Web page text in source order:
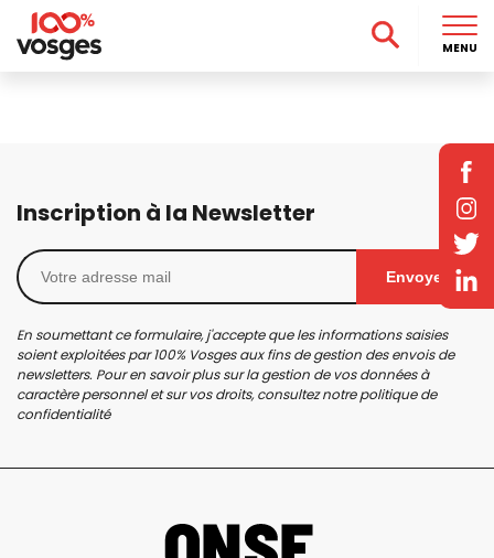
Inscription à la Newsletter
Envoyer
En soumettant ce formulaire, j'accepte que les informations saisies
soient exploitées par 100% Vosges aux fins de gestion des envois de
newsletters. Pour en savoir plus sur la gestion de vos données à
caractère personnel et sur vos droits, consultez notrepolitique de
confidentialité
MENU